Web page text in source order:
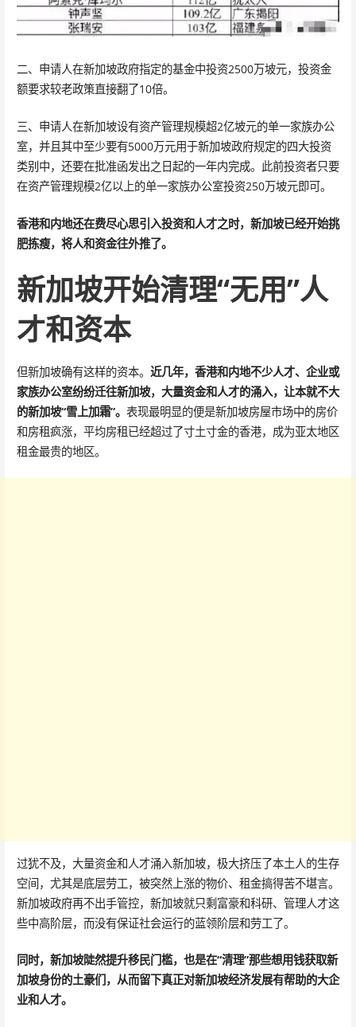
二、申请人在新加坡政府指定的基金中投资2500万坡元，投资金
额要求较老政策直接翻了10倍。
三、申请人在新加坡设有资产管理规模超2亿坡元的单一家族办公
室，并且其中至少要有5000万元用于新加坡政府规定的四大投资
类别中，还要在批准函发出之日起的一年内完成。此前投资者只要
在资产管理规模2亿以上的单一家族办公室投资250万坡元即可。
香港和内地还在费尽心思引入投资和人才之时，新加坡已经开始挑
肥拣瘦，将人和资金往外推了。
新加坡开始清理“无用”人
才和资本
但新加坡确有这样的资本。 近几年，香港和内地不少人才、企业或
家族办公室纷纷迁往新加坡，大量资金和人才的涌入，让本就不大
的新加坡“雪上加霜”。 表现最明显的便是新加坡房屋市场中的房价
和房租疯涨，平均房租已经超过了寸土寸金的香港，成为亚太地区
租金最贵的地区。
过犹不及，大量资金和人才涌入新加坡，极大挤压了本土人的生存
空间，尤其是底层劳工，被突然上涨的物价、租金搞得苦不堪言。
新加坡政府再不出手管控，新加坡就只剩富豪和科研、管理人才这
些中高阶层，而没有保证社会运行的蓝领阶层和劳工了。
同时，新加坡陡然提升移民门槛，也是在“清理”那些想用钱获取新
加坡身份的土豪们，从而留下真正对新加坡经济发展有帮助的大企
业和人才。